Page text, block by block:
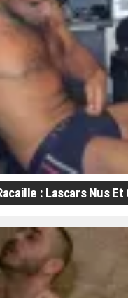
: Lascars Nus Et